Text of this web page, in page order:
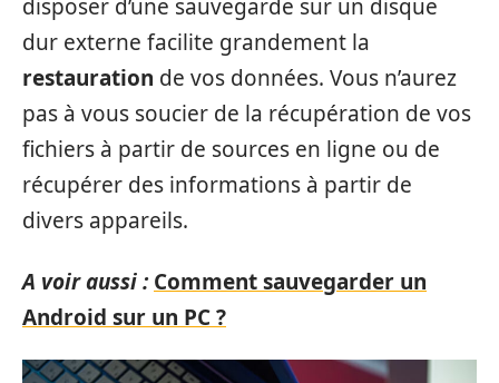
disposer d’une sauvegarde sur un disque
dur externe facilite grandement la
restauration de vos données. Vous n’aurez
pas à vous soucier de la récupération de vos
fichiers à partir de sources en ligne ou de
récupérer des informations à partir de
divers appareils.
A voir aussi : Comment sauvegarder un
Android sur un PC ?